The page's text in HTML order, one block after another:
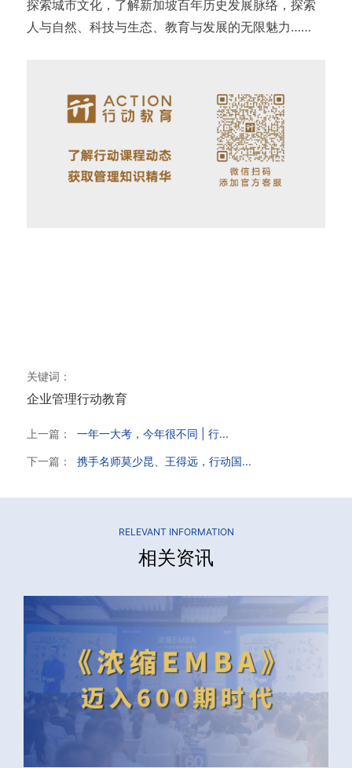
探索城市文化，了解新加坡百年历史发展脉络，探索
人与自然、科技与生态、教育与发展的无限魅力……
关键词：
企业管理行动教育
上一篇： 一年一大考，今年很不同 | 行...
下一篇： 携手名师莫少昆、王得远，行动国...
RELEVANT INFORMATION
相关资讯